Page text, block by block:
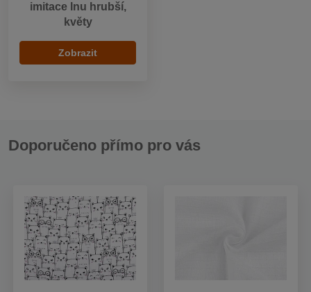
imitace lnu hrubší,
květy
Zobrazit
Doporučeno přímo pro vás